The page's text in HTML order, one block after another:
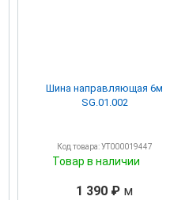
Шина направляющая 6м
SG.01.002
Код товара: УТ000019447
Товар в наличии
1 390 ₽ м